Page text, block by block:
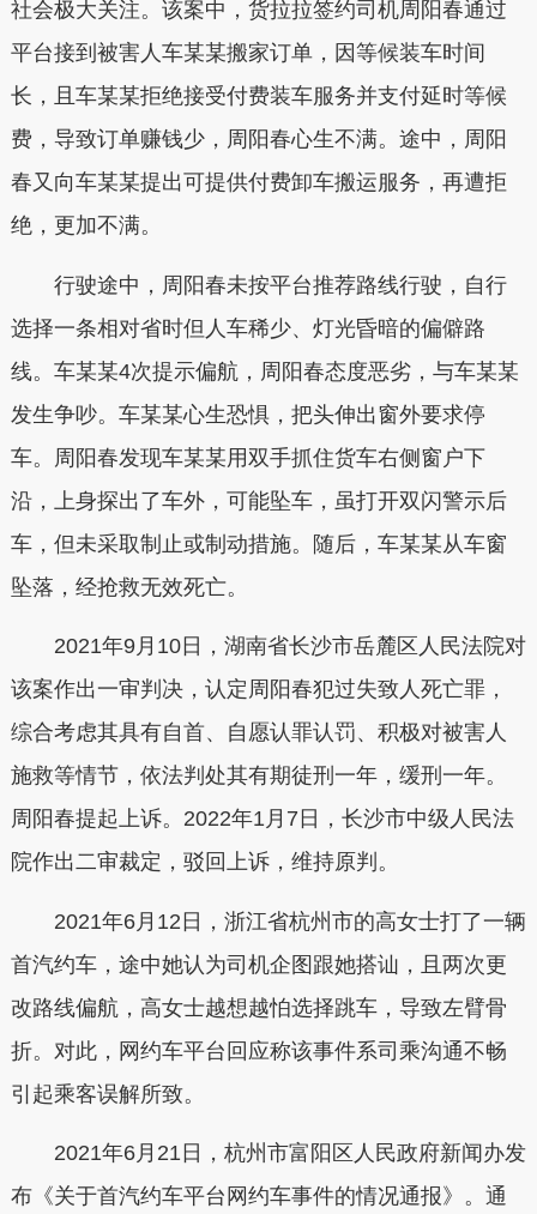
社会极大关注。该案中，货拉拉签约司机周阳春通过
平台接到被害人车某某搬家订单，因等候装车时间
长，且车某某拒绝接受付费装车服务并支付延时等候
费，导致订单赚钱少，周阳春心生不满。途中，周阳
春又向车某某提出可提供付费卸车搬运服务，再遭拒
绝，更加不满。
行驶途中，周阳春未按平台推荐路线行驶，自行
选择一条相对省时但人车稀少、灯光昏暗的偏僻路
线。车某某4次提示偏航，周阳春态度恶劣，与车某某
发生争吵。车某某心生恐惧，把头伸出窗外要求停
车。周阳春发现车某某用双手抓住货车右侧窗户下
沿，上身探出了车外，可能坠车，虽打开双闪警示后
车，但未采取制止或制动措施。随后，车某某从车窗
坠落，经抢救无效死亡。
2021年9月10日，湖南省长沙市岳麓区人民法院对
该案作出一审判决，认定周阳春犯过失致人死亡罪，
综合考虑其具有自首、自愿认罪认罚、积极对被害人
施救等情节，依法判处其有期徒刑一年，缓刑一年。
周阳春提起上诉。2022年1月7日，长沙市中级人民法
院作出二审裁定，驳回上诉，维持原判。
2021年6月12日，浙江省杭州市的高女士打了一辆
首汽约车，途中她认为司机企图跟她搭讪，且两次更
改路线偏航，高女士越想越怕选择跳车，导致左臂骨
折。对此，网约车平台回应称该事件系司乘沟通不畅
引起乘客误解所致。
2021年6月21日，杭州市富阳区人民政府新闻办发
布《关于首汽约车平台网约车事件的情况通报》。通